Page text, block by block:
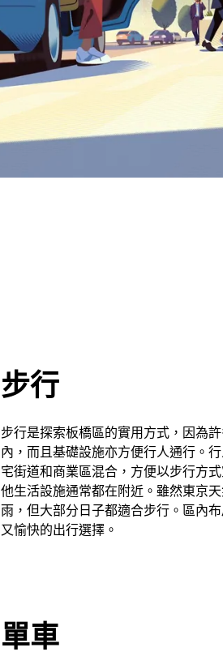
步行
步行是探索板橋區的實用方式，因為
內，而且基礎設施亦方便行人通行。
宅街道和商業區混合，方便以步行方
他生活設施通常都在附近。雖然東京
雨，但大部分日子都適合步行。區內
又愉快的出行選擇。
單車